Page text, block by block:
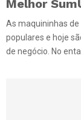
Melhor
As maquininhas
populares e hoje
de negócio. No